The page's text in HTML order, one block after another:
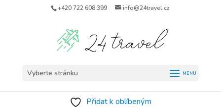
+420 722 608 399 info@24travel.cz
Vyberte stránku
Přidat k oblíbeným